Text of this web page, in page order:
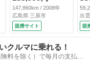
ｕｅｔｏｏｔｈ プ
ッシュスタート Ｈ
ＩＤ ベンチシー
ト スマートキー
ＡＢＳ （検9.3）
147,860km / 2008年
広島県 三原市
提携サイト
ア
ト
（
出
提
クルマに乗れる！
料を除く）で毎月の支払額